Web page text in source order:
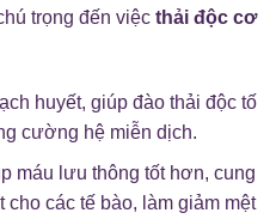
trọng đến việc thải độc cơ
huyết, giúp đào thải độc tố
cường hệ miễn dịch.
máu lưu thông tốt hơn, cung
các tế bào, làm giảm mệt